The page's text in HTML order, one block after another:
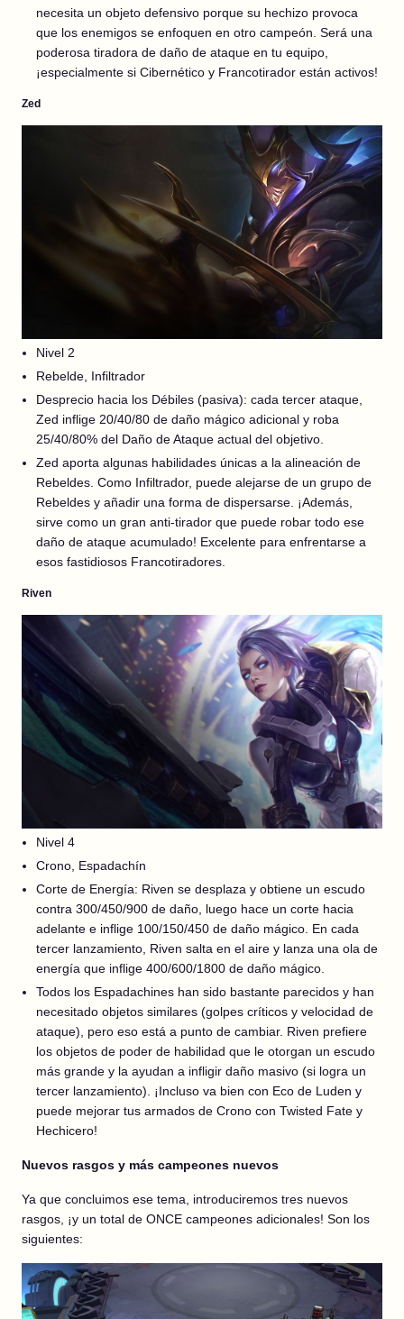
necesita un objeto defensivo porque su hechizo provoca
que los enemigos se enfoquen en otro campeón. Será una
poderosa tiradora de daño de ataque en tu equipo,
¡especialmente si Cibernético y Francotirador están activos!
Zed
Nivel 2
Rebelde, Infiltrador
Desprecio hacia los Débiles (pasiva): cada tercer ataque,
Zed inflige 20/40/80 de daño mágico adicional y roba
25/40/80% del Daño de Ataque actual del objetivo.
Zed aporta algunas habilidades únicas a la alineación de
Rebeldes. Como Infiltrador, puede alejarse de un grupo de
Rebeldes y añadir una forma de dispersarse. ¡Además,
sirve como un gran anti-tirador que puede robar todo ese
daño de ataque acumulado! Excelente para enfrentarse a
esos fastidiosos Francotiradores.
Riven
Nivel 4
Crono, Espadachín
Corte de Energía: Riven se desplaza y obtiene un escudo
contra 300/450/900 de daño, luego hace un corte hacia
adelante e inflige 100/150/450 de daño mágico. En cada
tercer lanzamiento, Riven salta en el aire y lanza una ola de
energía que inflige 400/600/1800 de daño mágico.
Todos los Espadachines han sido bastante parecidos y han
necesitado objetos similares (golpes críticos y velocidad de
ataque), pero eso está a punto de cambiar. Riven prefiere
los objetos de poder de habilidad que le otorgan un escudo
más grande y la ayudan a infligir daño masivo (si logra un
tercer lanzamiento). ¡Incluso va bien con Eco de Luden y
puede mejorar tus armados de Crono con Twisted Fate y
Hechicero!
Nuevos rasgos y más campeones nuevos
Ya que concluimos ese tema, introduciremos tres nuevos
rasgos, ¡y un total de ONCE campeones adicionales! Son los
siguientes: